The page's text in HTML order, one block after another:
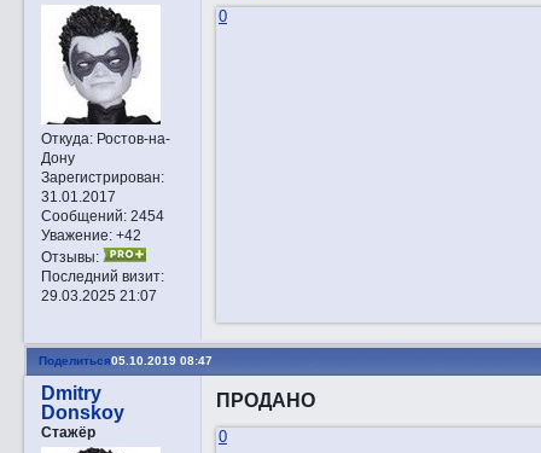
Откуда:Ростов-на-
Дону
Зарегистрирован:
31.01.2017
Сообщений:2454
Уважение: +42
Отзывы:
Последний визит:
29.03.2025 21:07
0
Поделиться05.10.2019 08:47
Dmitry
Donskoy
Стажёр
ПРОДАНО
0